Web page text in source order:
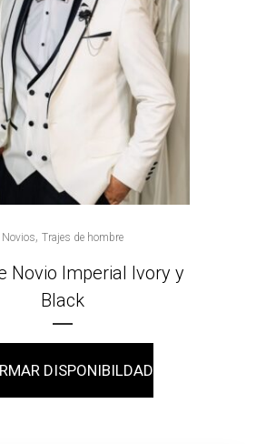
Novios, Trajes de hombre
Novio Imperial Ivory y
Black
DISPONIBILDAD